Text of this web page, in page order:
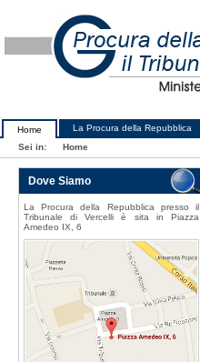
Home La Procura della Repubblica
Sei in:
Home
Dove Siamo
La Procura della Repubblica presso il
Tribunale di Vercelli è sita in Piazza
Amedeo IX, 6